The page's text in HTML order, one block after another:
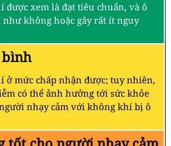
được xem là đạt tiêu chuẩn, và ô
không hoặc gây rất ít nguy
ở mức chấp nhận được; tuy nhiên,
có thể ảnh hưởng tới sức khỏe
nhạy cảm với không khí bị ô